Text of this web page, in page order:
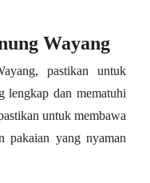
Wayang
pastikan untuk
lengkap dan mematuhi
untuk membawa
pakaian yang nyaman